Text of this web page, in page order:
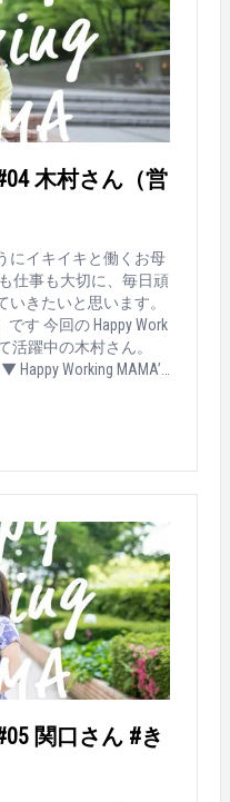
するようにしました。
お休みを取ることで協
社して、午後は旦那さ
レーです。 &nbsp; &n
てよかったと思うこと
たっぷり過ごす時間。
分の人生が充実してい
どもなりに、"働くこ
感じるとき。お友達
&nbsp; &nbsp; &nbsp;
教えて！ 夕飯作
の日と分けていて。
ものを食べて。料理を
で、だいぶ時間カッ
の保育園がスタート
く両立する秘訣を一
！子どもの成長にあわ
の「Happy Working M
soku.com/life/49705 &
Q：出産後
、営業で3
タイミングで人事に
は、悩んだ時期もあり
感じる機会があった
たり…。エンでの仕事
はなかったですね。今
たなと思います。 &nbs
復帰だったので、私
ます。 加えて、
崩すことも多く、毎
出ているのでお迎えお
ました。 &nbsp; &nbs
にも毎週家に来ても
、作り置きまでお願
&nbsp; &nbsp; &nb
まで以上に、自分の経
したいと思っていま
について、イメージが
らかな、と思います
短
お手伝いが趣味になり
ーナーを振り回しな
すい
がら、いろいろお願い
木村さん（営
にイキイキと働くお母
きたいと思います。
です 今回の Happy Work
活躍中の木村さん。
Working MAMA’s
用頂くために、利用
&nbsp; Q：
はなぜ？ 仕事を
“危険だ”と思っていま
か分からない。夫婦ど
とても大事だと思って
た。会社での顔も持っ
ます。 &nbsp; &nbsp;
？ 1人目の産
辛かった。所属してい
って、営業に期待され
関口さん #き